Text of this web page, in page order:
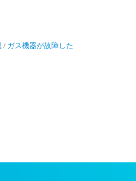
/ ガス機器が故障した